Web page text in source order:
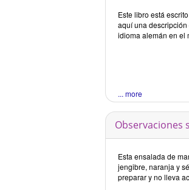
Este libro está
aquí una
idioma alemán en el
... more
Observaciones
Esta ensalada de
jengibre, naranja y
preparar y no lleva